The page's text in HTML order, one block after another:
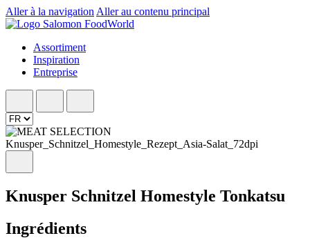
Aller à la navigation Aller au contenu principal
Assortiment
Inspiration
Entreprise
Knusper Schnitzel Homestyle Tonkatsu
Ingrédients